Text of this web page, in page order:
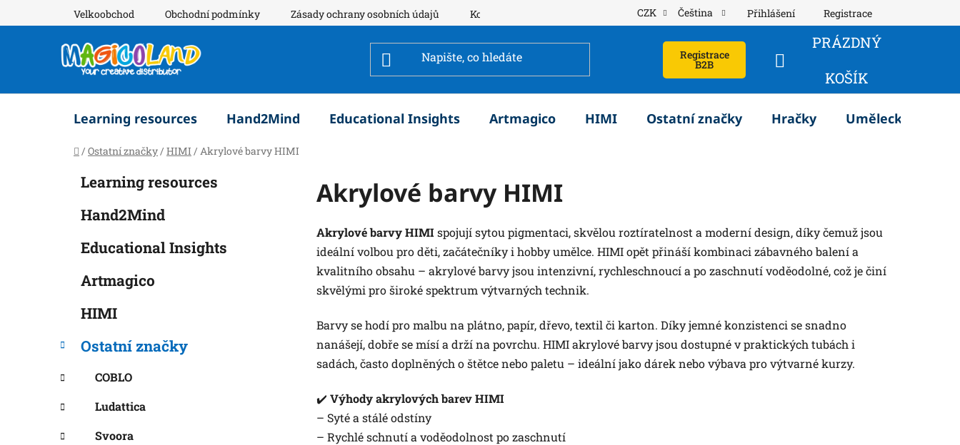
na
Velkoobchod Obchodní podmínky Zásady ochrany osobních údajů Kontakty CZK Čeština Přihlášení Registrace
Registrace
B2B
NÁKUPNÍ
KOŠÍK
PRÁZDNÝ
KOŠÍK
Learning resources Hand2Mind Educational Insights Artmagico HIMI Ostatní značky Hračky Umělecké
Domů
/ Ostatní značky / HIMI / Akrylové barvy HIMI
p
n
l
kategorie
Learning resources
Hand2Mind
Educational Insights
Artmagico
HIMI
Ostatní značky
COBLO
Ludattica
Svoora
Akrylové barvy HIMI
Akrylové barvy HIMIspojují sytou pigmentaci, skvělou roztíratelnost a moderní design, díky čemuž jsou
ideální volbou pro děti, začátečníky i hobby umělce. HIMI opět přináší kombinaci zábavného balení a
kvalitního obsahu – akrylové barvy jsou intenzivní, rychleschnoucí a po zaschnutí voděodolné, což je činí
skvělými pro široké spektrum výtvarných technik.
Barvy se hodí pro malbu na plátno, papír, dřevo, textil či karton. Díky jemné konzistenci se snadno
nanášejí, dobře se mísí a drží na povrchu. HIMI akrylové barvy jsou dostupné v praktických tubách i
sadách, často doplněných o štětce nebo paletu – ideální jako dárek nebo výbava pro výtvarné kurzy.
✔️ Výhody akrylových barev HIMI
– Syté a stálé odstíny
– Rychlé schnutí a voděodolnost po zaschnutí